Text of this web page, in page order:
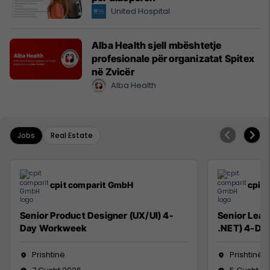
United Hospital
Alba Health sjell mbështetje
profesionale për organizatat Spitex
në Zvicër
Alba Health
Jobs Real Estate
cpit comparit GmbH
Senior Product Designer (UX/UI) 4-
Day Workweek
Prishtinë
cpit
Senior
.NET) 4-
Prishtinë